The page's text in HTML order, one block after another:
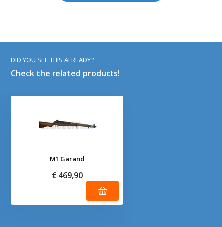
DID YOU SEE THIS ALREADY?
Check the related products!
M1 Garand
€ 469,90